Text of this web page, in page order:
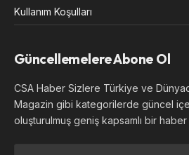
Kullanım Koşulları
Güncellemelere Abone Ol
CSA Haber Sizlere Türkiye ve
Magazin gibi kategorilerde güncel
oluşturulmuş geniş kapsamlı bir